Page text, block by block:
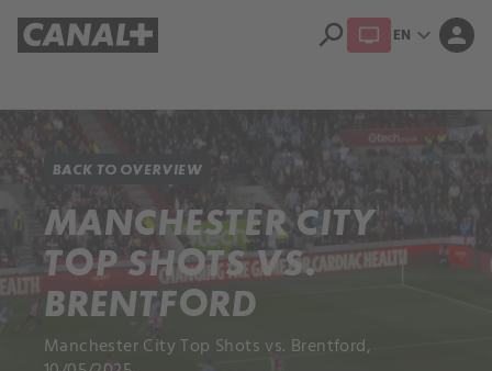
search EN expand_more person
BACK TO OVERVIEW
MANCHESTER CITY
TOP SHOTS VS.
BRENTFORD
Manchester City Top Shots vs. Brentford,